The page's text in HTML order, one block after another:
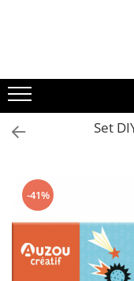
Set
-41%